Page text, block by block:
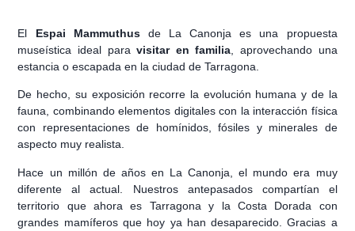
El Espai Mammuthusde La Canonja es una propuesta
museística ideal paravisitar en familia , aprovechando una
estancia o escapada en la ciudad de Tarragona.
De hecho, su exposición recorre la evolución humana y de la
fauna, combinando elementos digitales con la interacción física
con representaciones de homínidos, fósiles y minerales de
aspecto muy realista.
Hace un millón de años en La Canonja, el mundo era muy
diferente al actual. Nuestros antepasados compartían el
territorio que ahora es Tarragona y la Costa Dorada con
grandes mamíferos que hoy ya han desaparecido. Gracias a